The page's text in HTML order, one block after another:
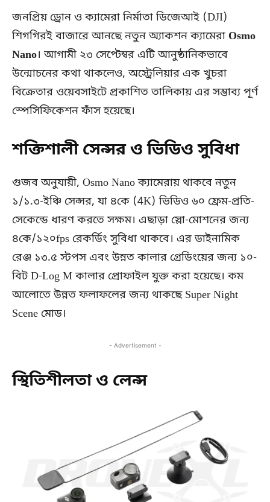
জনপ্রিয় ড্রোন ও ক্যামেরা নির্মাতা ডিজেআই (DJI)
শিগগিরই বাজারে আনছে নতুন অ্যাকশন ক্যামেরা Osmo
Nano। আগামী ২৩ সেপ্টেম্বর এটি আনুষ্ঠানিকভাবে
উন্মোচনের কথা থাকলেও, অস্ট্রেলিয়ার এক খুচরা
বিক্রেতার ওয়েবসাইটে প্রকাশিত তালিকায় এর সম্ভাব্য পূর্ণ
স্পেসিফিকেশন ফাঁস হয়েছে।
শক্তিশালী সেন্সর ও ভিডিও সুবিধা
গুজব অনুযায়ী, Osmo Nano ক্যামেরায় থাকবে নতুন
১/১.৩-ইঞ্চি সেন্সর, যা ৪কে (4K) ভিডিও ৬০ ফ্রেম-প্রতি-
সেকেন্ডে ধারণ করতে সক্ষম। এছাড়া স্লো-মোশনের জন্য
৪কে/১২০fps রেকর্ডিং সুবিধা থাকবে। এর ডাইনামিক
রেঞ্জ ১৩.৫ স্টপস এবং উন্নত কালার গ্রেডিংয়ের জন্য ১০-
বিট D-Log M কালার প্রোফাইল যুক্ত করা হয়েছে। কম
আলোতে উন্নত ফলাফলের জন্য থাকছে Super Night
Scene মোড।
- Advertisement -
স্থিতিশীলতা ও লেন্স